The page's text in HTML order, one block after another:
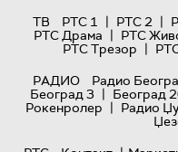
ТВ
РТС 1 | РТС 2 |
РТС Драма | РТС
РТС Трезор |
РАДИО
Радио
Београд 3 | Београд
Рокенролер | Радио